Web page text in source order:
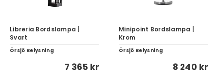
Libreria Bordslampa |
Svart
Örsjö Belysning
7 365 kr
Minipoint Bordslampa |
Krom
Örsjö Belysning
8 240 kr